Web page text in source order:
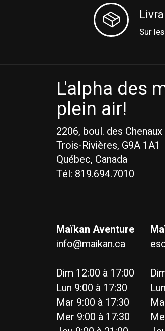
Sur
L'alpha des
plein air!
2206, boul. des Chenaux
Trois-Rivières, G9A 1A1
Québec, Canada
Tél: 819.694.7010
Maïkan Aventure
info@maikan.ca
Dim 12:00 à 17:00
Lun 9:00 à 17:30
Mar 9:00 à 17:30
Mer 9:00 à 17:30